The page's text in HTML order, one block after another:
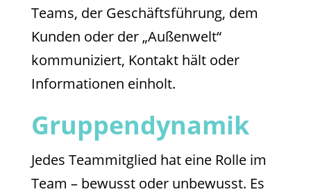
Teams, der Geschäftsführung, dem
Kunden oder der „Außenwelt“
kommuniziert, Kontakt hält oder
Informationen einholt.
Gruppendynamik
Jedes Teammitglied hat eine Rolle im
Team – bewusst oder unbewusst. Es